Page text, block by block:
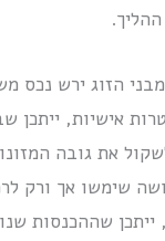
הזוג ירש נכס
אישיות, ייתכן
את גובה
שימשו אך ורק
שההכנסות